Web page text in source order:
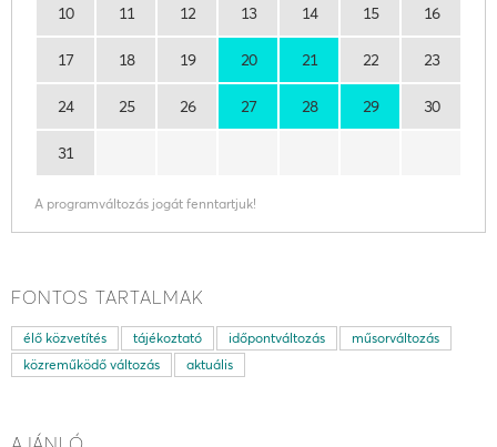
10 11 12 13 14 15 16
17 18 19 20 21 22 23
24 25 26 27 28 29 30
31
A programváltozás jogát fenntartjuk!
FONTOS TARTALMAK
élő közvetítés tájékoztató időpontváltozás
műsorváltozás
közreműködő változás
aktuális